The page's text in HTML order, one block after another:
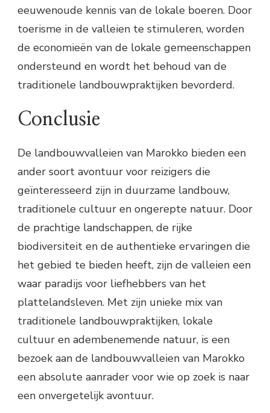
eeuwenoude kennis van de lokale boeren. Door
toerisme in de valleien te stimuleren, worden
de economieën van de lokale gemeenschappen
ondersteund en wordt het behoud van de
traditionele landbouwpraktijken bevorderd.
Conclusie
De landbouwvalleien van Marokko bieden een
ander soort avontuur voor reizigers die
geïnteresseerd zijn in duurzame landbouw,
traditionele cultuur en ongerepte natuur. Door
de prachtige landschappen, de rijke
biodiversiteit en de authentieke ervaringen die
het gebied te bieden heeft, zijn de valleien een
waar paradijs voor liefhebbers van het
plattelandsleven. Met zijn unieke mix van
traditionele landbouwpraktijken, lokale
cultuur en adembenemende natuur, is een
bezoek aan de landbouwvalleien van Marokko
een absolute aanrader voor wie op zoek is naar
een onvergetelijk avontuur.